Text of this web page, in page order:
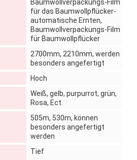
Baumwollverpackungs-Film
für das Baumwollpflücker-
automatische Ernten,
Baumwollverpackungs-Film
für Baumwollpflücker
2700mm, 2210mm, werden
besonders angefertigt
Hoch
Weiß, gelb, purpurrot, grün,
Rosa, Ect.
505m, 530m, können
besonders angefertigt
werden
Tief